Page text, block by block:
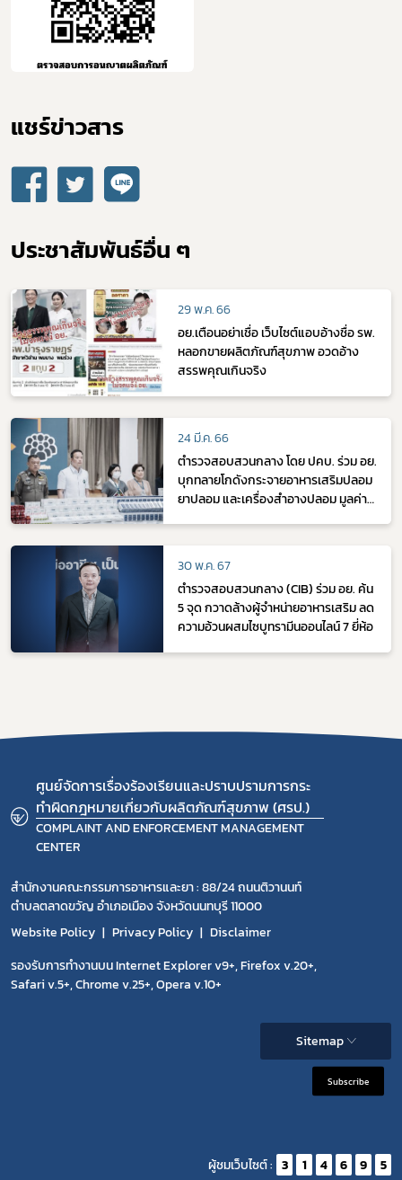
แชร์ข่าวสาร​
ประชาสัมพันธ์อื่น ๆ
29 พ.ค. 66
อย.เตือนอย่าเชื่อ เว็บไซต์แอบอ้างชื่อ รพ.
หลอกขายผลิตภัณฑ์สุขภาพ อวดอ้าง
สรรพคุณเกินจริง
24 มี.ค. 66
ตำรวจสอบสวนกลาง โดย ปคบ. ร่วม อย.
บุกทลายโกดังกระจายอาหารเสริมปลอม
ยาปลอม และเครื่องสำอางปลอม มูลค่า
30 พ.ค. 67
ตำรวจสอบสวนกลาง (CIB) ร่วม อย. ค้น
5 จุด กวาดล้างผู้จำหน่ายอาหารเสริม ลด
ความอ้วนผสมไซบูทรามีนออนไลน์ 7 ยี่ห้อ
ศูนย์จัดการเรื่องร้องเรียนและปราบปรามการกระ
ทำผิดกฎหมายเกี่ยวกับผลิตภัณฑ์สุขภาพ (ศรป.)
COMPLAINT AND ENFORCEMENT MANAGEMENT
CENTER
สำนักงานคณะกรรมการอาหารและยา : 88/24 ถนนติวานนท์
ตำบลตลาดขวัญ อำเภอเมือง จังหวัดนนทบุรี 11000
Website Policy
Privacy Policy
Disclaimer
รองรับการทำงานบน Internet Explorer v9+, Firefox v.20+,
Safari v.5+, Chrome v.25+, Opera v.10+
Sitemap
Subscribe
ผู้ชมเว็บไซต์ : 3 1 4 6 9 5